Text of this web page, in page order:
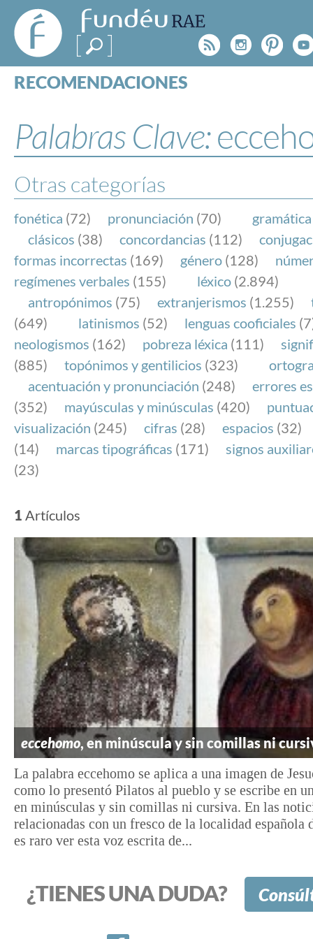
FundéuRAE
- Fundación
del Español
Urgente
Rss
RECOMENDACIONES
ESPECIALES
BLOG
NOTICIAS
SOBRE LA FUNDÉURAE
FundéuRAE es una fundación patrocinada por la
y la Real Academia Española, cuyo objetivo es
el buen uso del español en los medios de
Internet.
Palabras Clave:
Otras categorías
fonética (72) pronunciación (70) gramática
clásicos (38) concordancias (112)
formas incorrectas (169) género (128)
regímenes verbales (155) léxico (2.894)
antropónimos (75) extranjerismos (1.255)
(649)
latinismos (52) lenguas cooficiales
neologismos (162) pobreza léxica (111)
(885)
topónimos y gentilicios (323)
acentuación y pronunciación (248)
errores
(352)
mayúsculas y minúsculas (420)
visualización (245) cifras (28) espacios (32)
(14)
marcas tipográficas (171)
signos
(23)
1 Artículos
eccehomo, en minúscula y sin comillas ni
La palabra eccehomo se aplica a una imagen de
como lo presentó Pilatos al pueblo y se escribe en
en minúsculas y sin comillas ni cursiva. En las
relacionadas con un fresco de la localidad española
es raro ver esta voz escrita de...
¿TIENES UNA DUDA?